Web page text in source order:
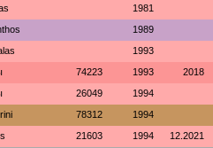
1981
1989
1993
74223 1993 2018
26049 1994
78312 1994
21603 1994 12.2021